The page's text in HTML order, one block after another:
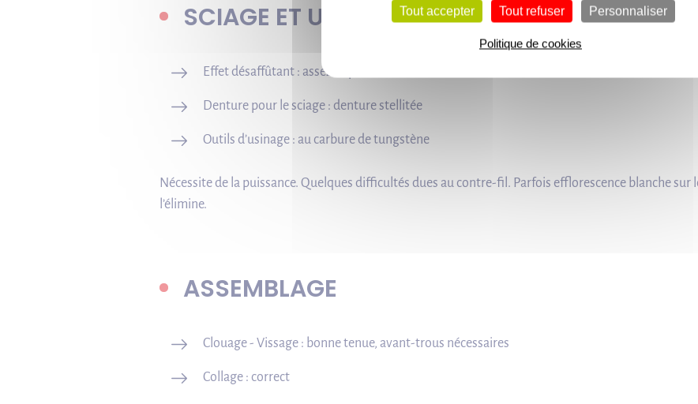
SCIAGE ET USINAGE
Effet désaffûtant : assez important
Denture pour le sciage : denture stellitée
Outils d’usinage : au carbure de tungstène
Nécessite de la puissance. Quelques difficultés dues au contre-fil. Parfois efflorescence blanche sur
l’élimine.
ASSEMBLAGE
Clouage - Vissage : bonne tenue, avant-trous nécessaires
Collage : correct
Tout accepter Tout refuser Personnaliser
Politique de cookies